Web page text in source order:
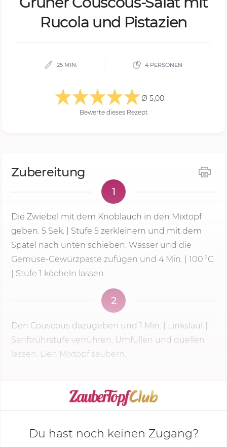
Ru­co­la und Pi­sta­zi­en
25 MIN. 4 PERSONEN
Ø 5,00
Bewerte dieses Rezept
Zubereitung
1
Die Zwiebel mit dem Knoblauch in den Mixtopf
geben. 5 Sek. Stufe 5 zerkleinern und mit dem
Spatel nach unten schieben. Wasser und die
Gemüse-­Gewürzpaste zufügen und 4 Min.
| 100 °C
| ­Stufe 1 köcheln lassen.
2
Den Couscous dazugeben und 1 Min.
| Linkslauf |
Sanftrührstufe verrühren. Umfüllen und quellen
lassen. Den Mixtopf säubern.
KOCHMODUS STARTEN
Du hast noch keinen Zugang?